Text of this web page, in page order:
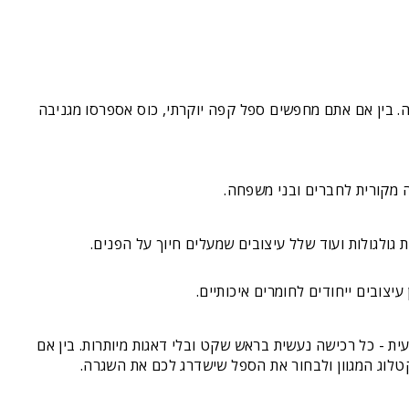
בין אם אתם מחפשים ספל קפה יוקרתי, כוס אספרסו מגניבה
מקורית לחברים ובני משפחה.
ועוד שלל עיצובים שמעלים חיוך על הפנים.
ייחודים לחומרים איכותיים.
- כל רכישה נעשית בראש שקט ובלי דאגות מיותרות. בין אם
המגוון ולבחור את הספל שישדרג לכם את השגרה.